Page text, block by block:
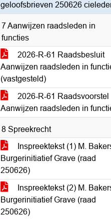
geloofsbrieven 250626
7 Aanwijzen raadsleden in
functies
2026-R-61 Raadsbesluit
Aanwijzen raadsleden in
(vastgesteld)
2026-R-61 Raadsvoorstel
Aanwijzen raadsleden in
8 Spreekrecht
Inspreektekst (1) M.
Burgerinitiatief Grave (raad
250626)
Inspreektekst (2) M.
Burgerinitiatief Grave (raad
250626)